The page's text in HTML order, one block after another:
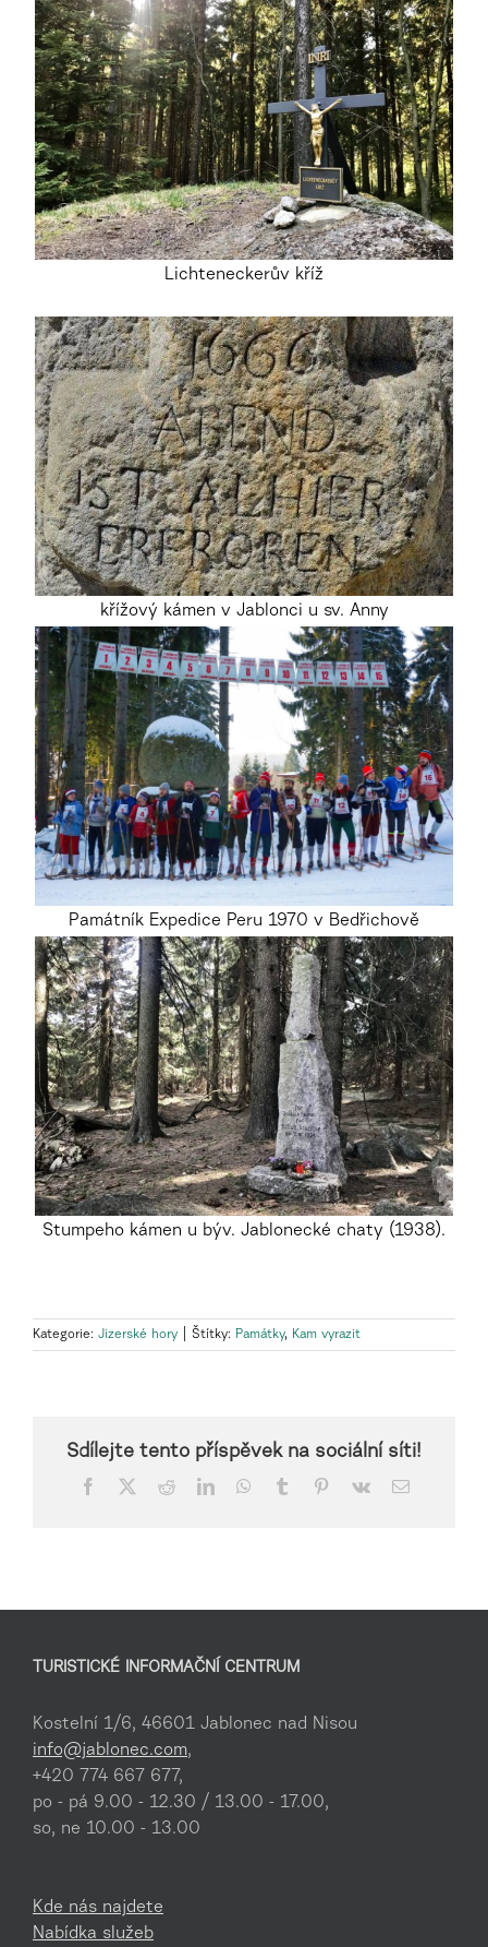
Lichteneckerův kříž
křížový kámen v Jablonci u sv. Anny
Památník Expedice Peru 1970 v Bedřichově
Stumpeho kámen u býv. Jablonecké chaty (1938).
Kategorie: Jizerské hory Štítky: Památky, Kam vyrazit
Sdílejte tento příspěvek na sociální síti!
Facebook RedditLinkedInWhatsApp
Tumblr Pinterest
Vk
E-
TURISTICKÉ INFORMAČNÍ CENTRUM
Kostelní 1/6, 46601 Jablonec nad Nisou
info@jablonec.com,
+420 774 667 677,
po - pá 9.00 - 12.30 / 13.00 - 17.00,
so, ne 10.00 - 13.00
Kde nás najdete
Nabídka služeb